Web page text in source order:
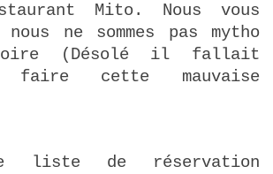
Mito. Nous vous
ne sommes pas mytho
(Désolé il fallait
faire cette mauvaise
liste de réservation